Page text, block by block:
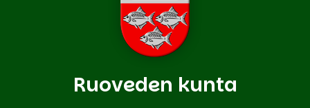
Ruoveden kunta